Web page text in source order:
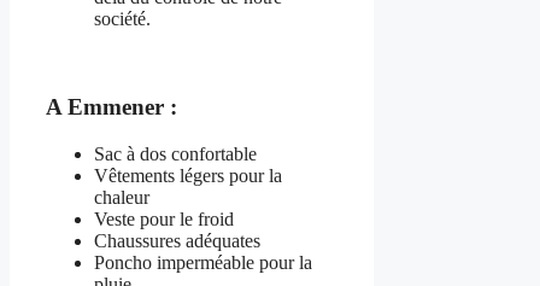
société.
A Emmener :
Sac à dos confortable
Vêtements légers pour la
chaleur
Veste pour le froid
Chaussures adéquates
Poncho imperméable pour la